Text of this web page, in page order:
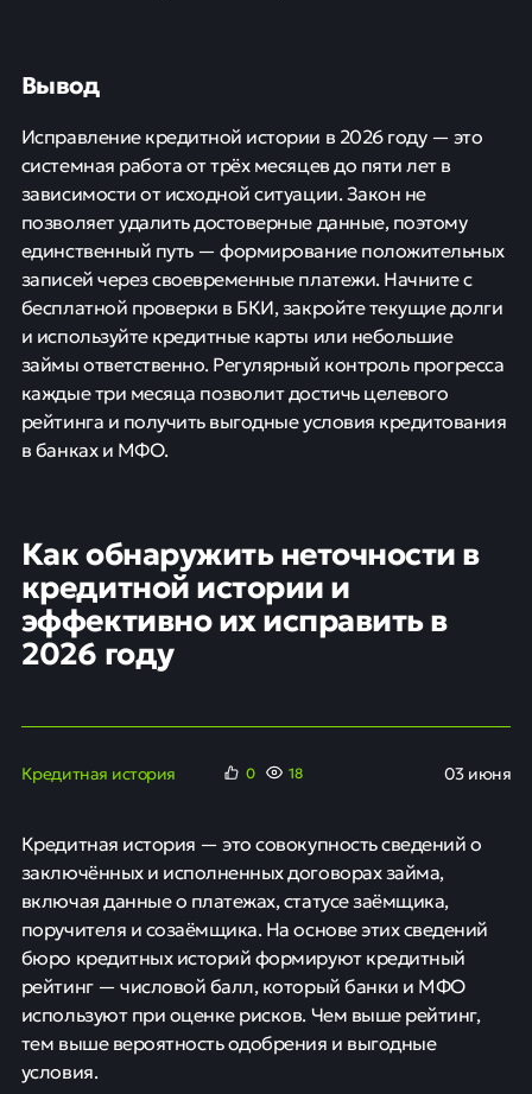
Вывод
Исправление кредитной истории в 2026 году — это
системная работа от трёх месяцев до пяти лет в
зависимости от исходной ситуации. Закон не
позволяет удалить достоверные данные, поэтому
единственный путь — формирование положительных
записей через своевременные платежи. Начните с
бесплатной проверки в БКИ, закройте текущие долги
и используйте кредитные карты или небольшие
займы ответственно. Регулярный контроль прогресса
каждые три месяца позволит достичь целевого
рейтинга и получить выгодные условия кредитования
в банках и МФО.
Как обнаружить неточности в
кредитной истории и
эффективно их исправить в
2026 году
Кредитная история 0 18 03 июня
Кредитная история — это совокупность сведений о
заключённых и исполненных договорах займа,
включая данные о платежах, статусе заёмщика,
поручителя и созаёмщика. На основе этих сведений
бюро кредитных историй формируют кредитный
рейтинг — числовой балл, который банки и МФО
используют при оценке рисков. Чем выше рейтинг,
тем выше вероятность одобрения и выгодные
условия.